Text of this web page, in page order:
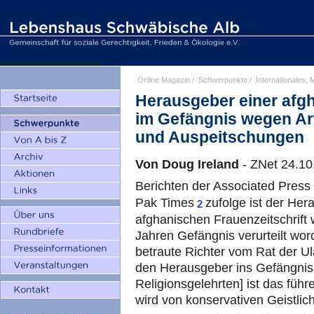
Online Magazin / Schwerpunkte / Internationales,
Herausgeber einer
im Gefängnis wegen
und Auspeitschungen
Von Doug Ireland - ZNet
Berichten der Associated Press
Pak Times 2 zufolge ist der
afghanischen Frauenzeitschrift
Jahren Gefängnis verurteilt
betraute Richter vom Rat der
den Herausgeber ins
Religionsgelehrten] ist das
wird von konservativen